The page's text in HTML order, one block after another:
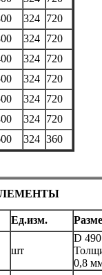
324 720
324 720
324 720
324 720
324 720
324 720
324 360
Ед.изм.
шт
D
0,8